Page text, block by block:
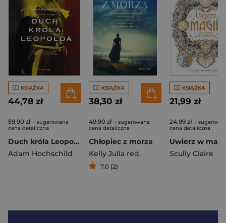
KSIĄŻKA
44,78 zł
59,90 zł - sugerowana
cena detaliczna
Duch króla Leopolda
Adam Hochschild
KSIĄŻKA
38,30 zł
49,90 zł - sugerowana
cena detaliczna
Chłopiec z morza
Kelly Julia red.
7,0 (2)
KSIĄŻKA
21,99 zł
24,99 zł -
cena detaliczna
Uwierz w
Scully Claire